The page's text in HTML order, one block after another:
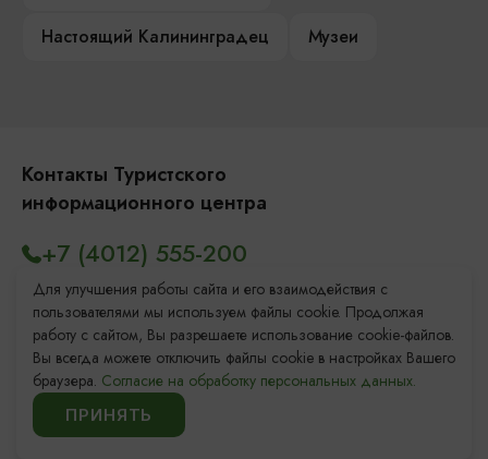
Настоящий Калининградец
Музеи
Контакты Туристского
информационного центра
Площадь Победы, 1 Откроется в 09:00
ул. Октябрьская, 2/3 Откроется в 09:00
+7 (4012) 555-200
8 (800) 200-55-39
info@visit-kaliningrad.ru
Для улучшения работы сайта и его взаимодействия с
пользователями мы используем файлы cookie. Продолжая
работу с сайтом, Вы разрешаете использование cookie-файлов.
Вы всегда можете отключить файлы cookie в настройках Вашего
браузера. Согласие на обработку персональных данных.
ПРИНЯТЬ